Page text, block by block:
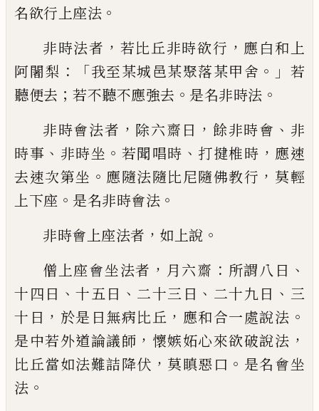
名欲行上座法 。
非時法者 ， 若比丘非時欲行 ， 應白和上
阿闍梨 ：「我至某城邑某聚落某甲舍 。」 若
聽便去 ； 若不聽不應強去 。 是名非時法 。
非時會法者 ， 除六齋日 ， 餘非時會 、 非
時事 、 非時坐 。 若聞唱時 、 打揵椎時 ， 應速
去速次第坐 。 應隨法隨比尼隨佛教行 ， 莫輕
上下座 。 是名非時會法 。
非時會上座法者 ， 如 上說 。
僧上座會坐法者 ， 月六齋 ： 所謂八日 、
十四日 、十五日 、 二十三日 、 二十九日 、 三
十日 ， 於是日無病比丘 ， 應和合一處說法 。
是中若外道論議師 ， 懷嫉妬心來欲破說法 ，
比丘當如法難詰降伏 ， 莫瞋惡口 。 是名會坐
法 。